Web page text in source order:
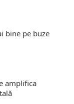
bine pe buze
amplifica